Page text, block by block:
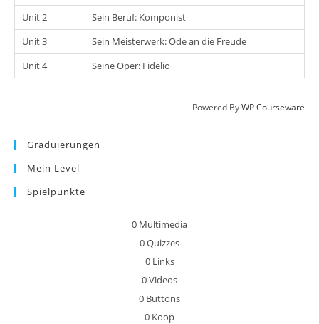
Unit 2
Sein Beruf: Komponist
Unit 3
Sein Meisterwerk: Ode an die Freude
Unit 4
Seine Oper: Fidelio
Powered ByWP Courseware
Graduierungen
Mein Level
Spielpunkte
0 Multimedia
0Quizzes
0 Links
0Videos
0 Buttons
0 Koop